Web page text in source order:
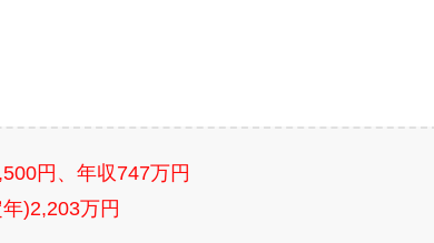
円、年収747万円
)2,203万円